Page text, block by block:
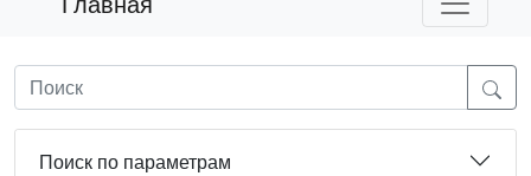
Поиск по параметрам